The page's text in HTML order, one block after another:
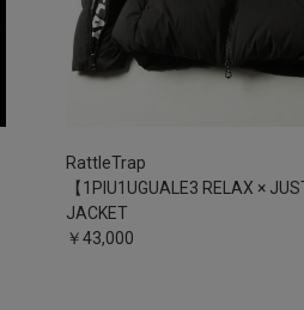
RattleTrap
【1PIU1UGUALE3 RELAX ×
JACKET
￥43,000